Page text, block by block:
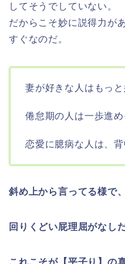
してそうでしていない。
だからこそ妙に説得力が
すぐなのだ。
妻が好きな人はもっと
倦怠期の人は一歩進め
恋愛に臆病な人は、
斜め上から言ってる様で
回りくどい屁理屈がなし
これこそが【平子り】の